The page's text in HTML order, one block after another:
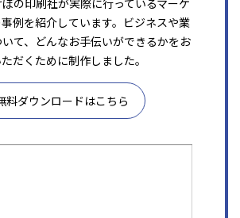
の印刷社が実際に行っているマーケ
例を紹介しています。ビジネスや業
て、どんなお手伝いができるかをお
だくために制作しました。
料ダウンロードはこちら